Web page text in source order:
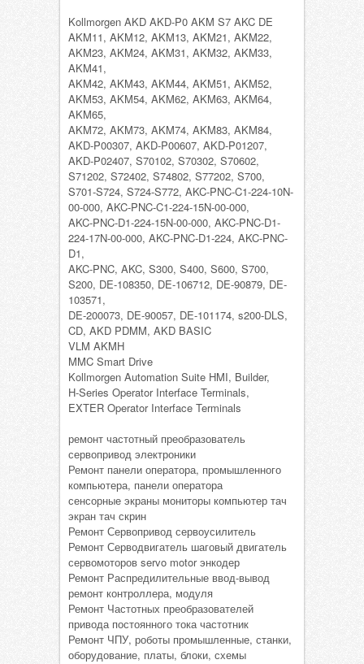
Kollmorgen AKD AKD-P0 AKM S7 AKC DE
AKM11, AKM12, AKM13, AKM21, AKM22,
AKM23, AKM24, AKM31, AKM32, AKM33,
AKM41,
AKM42, AKM43, AKM44, AKM51, AKM52,
AKM53, AKM54, AKM62, AKM63, AKM64,
AKM65,
AKM72, AKM73, AKM74, AKM83, AKM84,
AKD-P00307, AKD-P00607, AKD-P01207,
AKD-P02407, S70102, S70302, S70602,
S71202, S72402, S74802, S77202, S700,
S701-S724, S724-S772, AKC-PNC-C1-224-10N-
00-000, AKC-PNC-C1-224-15N-00-000,
AKC-PNC-D1-224-15N-00-000, AKC-PNC-D1-
224-17N-00-000, AKC-PNC-D1-224, AKC-PNC-
D1,
AKC-PNC, AKC, S300, S400, S600, S700,
S200, DE-108350, DE-106712, DE-90879, DE-
103571,
DE-200073, DE-90057, DE-101174, s200-DLS,
CD, AKD PDMM, AKD BASIC
VLM AKMH
MMC Smart Drive
Kollmorgen Automation Suite HMI, Builder,
H-Series Operator Interface Terminals,
EXTER Operator Interface Terminals
ремонт частотный преобразователь
сервопривод электроники
Ремонт панели оператора, промышленного
компьютера, панели оператора
сенсорные экраны мониторы компьютер тач
экран тач скрин
Ремонт Сервопривод сервоусилитель
Ремонт Серводвигатель шаговый двигатель
сервомоторов servo motor энкодер
Ремонт Распредилительные ввод-вывод
ремонт контроллера, модуля
Ремонт Частотных преобразователей
привода постоянного тока частотник
Ремонт ЧПУ, роботы промышленные, станки,
оборудование, платы, блоки, схемы